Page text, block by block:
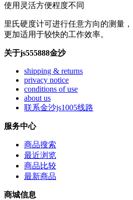
使用灵活方便程度不同
里氏硬度计可进行任意方向的测量
更加适用于较快的工作效率。
关于js555888金沙
shipping & returns
privacy notice
conditions of use
about us
联系金沙js1005线路
服务中心
商品搜索
最近浏览
商品比较
最新商品
商城信息